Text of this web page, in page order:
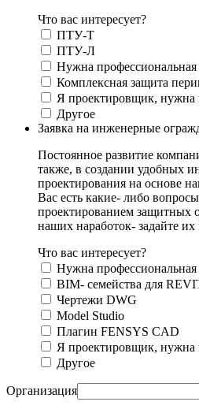
Что вас интересует?
ПТУ-Т
ПТУ-Л
Нужна профессиональная
Комплексная защита
Я проектировщик,
Другое
Заявка на инженерные
Постоянное развитие
также, в создании удобных
проектирования на основе
Вас есть какие- либо
проектированием защитных
наших наработок- задайте
Что вас интересует?
Нужна профессиональная
BIM- семейства для
Чертежи DWG
Моdel Studio
Плагин FENSYS CAD
Я проектировщик,
Другое
Организация